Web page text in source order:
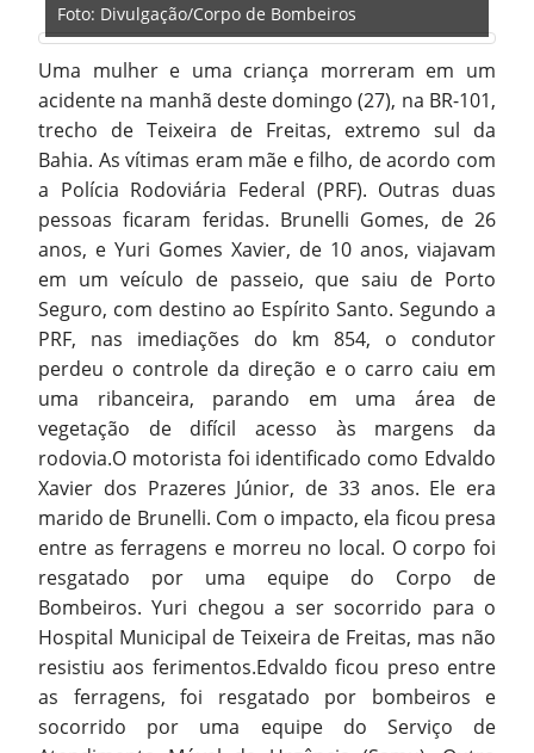
Foto: Divulgação/Corpo de Bombeiros
Uma mulher e uma criança morreram em um
acidente na manhã deste domingo (27), na BR-101,
trecho de Teixeira de Freitas, extremo sul da
Bahia. As vítimas eram mãe e filho, de acordo com
a Polícia Rodoviária Federal (PRF). Outras duas
pessoas ficaram feridas. Brunelli Gomes, de 26
anos, e Yuri Gomes Xavier, de 10 anos, viajavam
em um veículo de passeio, que saiu de Porto
Seguro, com destino ao Espírito Santo. Segundo a
PRF, nas imediações do km 854, o condutor
perdeu o controle da direção e o carro caiu em
uma ribanceira, parando em uma área de
vegetação de difícil acesso às margens da
rodovia.O motorista foi identificado como Edvaldo
Xavier dos Prazeres Júnior, de 33 anos. Ele era
marido de Brunelli. Com o impacto, ela ficou presa
entre as ferragens e morreu no local. O corpo foi
resgatado por uma equipe do Corpo de
Bombeiros. Yuri chegou a ser socorrido para o
Hospital Municipal de Teixeira de Freitas, mas não
resistiu aos ferimentos.Edvaldo ficou preso entre
as ferragens, foi resgatado por bombeiros e
socorrido por uma equipe do Serviço de